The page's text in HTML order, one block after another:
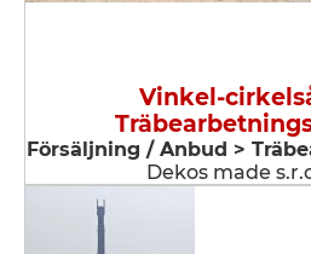
Vinkel-
Försäljning / Anbud >
Dekos made